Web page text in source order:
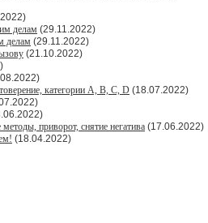
делам (29.11.2022)
делам (29.11.2022)
(21.10.2022)
категории A, B, C, D (18.07.2022)
приворот, снятие негатива (17.06.2022)
(18.04.2022)